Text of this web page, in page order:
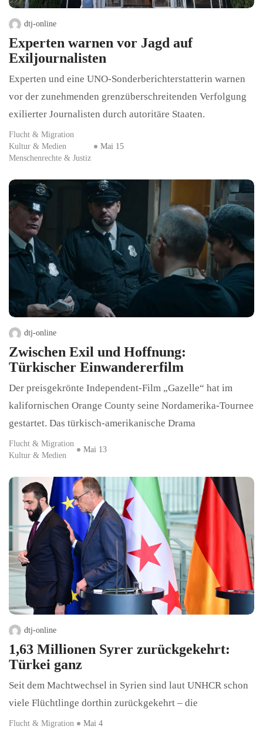
dtj-online
Experten warnen vor Jagd auf
Exiljournalisten
Experten und eine UNO-Sonderberichterstatterin warnen
vor der zunehmenden grenzüberschreitenden Verfolgung
exilierter Journalisten durch autoritäre Staaten.
Flucht & Migration
Kultur & Medien
Menschenrechte & Justiz
Mai 15
dtj-online
Zwischen Exil und Hoffnung:
Türkischer Einwandererfilm
Der preisgekrönte Independent-Film „Gazelle“ hat im
kalifornischen Orange County seine Nordamerika-Tournee
gestartet. Das türkisch-amerikanische Drama
Flucht & Migration
Kultur & Medien
Mai 13
dtj-online
1,63 Millionen Syrer zurückgekehrt:
Türkei ganz
Seit dem Machtwechsel in Syrien sind laut UNHCR schon
viele Flüchtlinge dorthin zurückgekehrt – die
Flucht & Migration Mai 4